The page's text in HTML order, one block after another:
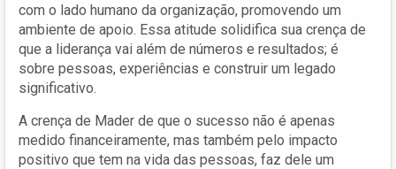
com o lado humano da organização, promovendo um
ambiente de apoio. Essa atitude solidifica sua crença de
que a liderança vai além de números e resultados; é
sobre pessoas, experiências e construir um legado
significativo.
A crença de Mader de que o sucesso não é apenas
medido financeiramente, mas também pelo impacto
positivo que tem na vida das pessoas, faz dele um